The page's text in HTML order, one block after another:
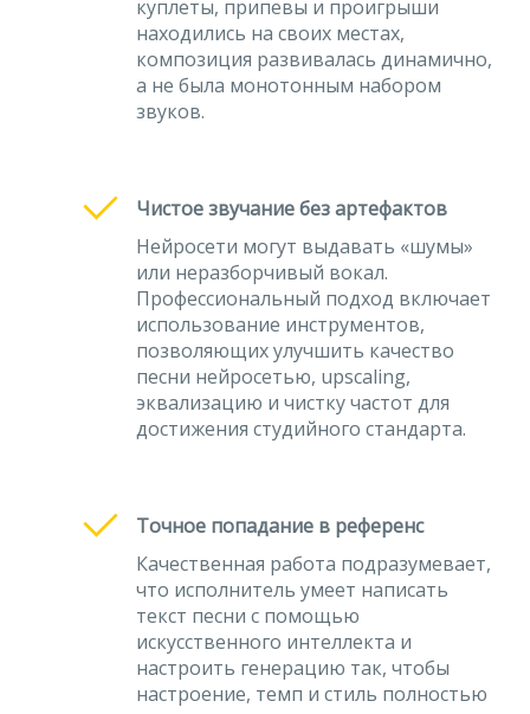
куплеты, припевы и проигрыши
находились на своих местах,
композиция развивалась динамично,
а не была монотонным набором
звуков.
Чистое звучание без артефактов
Нейросети могут выдавать «шумы»
или неразборчивый вокал.
Профессиональный подход включает
использование инструментов,
позволяющих улучшить качество
песни нейросетью, upscaling,
эквализацию и чистку частот для
достижения студийного стандарта.
Точное попадание в референс
Качественная работа подразумевает,
что исполнитель умеет написать
текст песни с помощью
искусственного интеллекта и
настроить генерацию так, чтобы
настроение, темп и стиль полностью